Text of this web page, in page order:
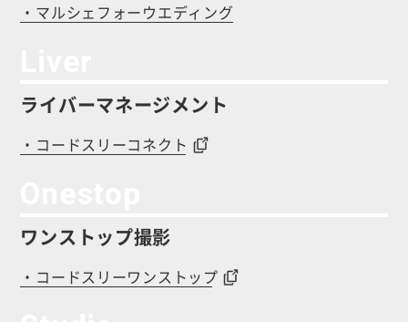
・マルシェフォーウエディング
ライバーマネージメント
・コードスリーコネクト
ワンストップ撮影
・コードスリーワンストップ